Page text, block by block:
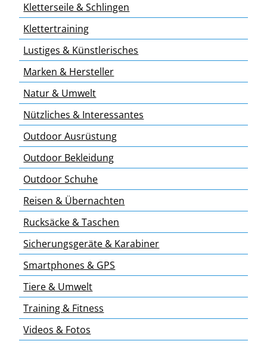
Kletterseile & Schlingen
Klettertraining
Lustiges & Künstlerisches
Marken & Hersteller
Natur & Umwelt
Nützliches & Interessantes
Outdoor Ausrüstung
Outdoor Bekleidung
Outdoor Schuhe
Reisen & Übernachten
Rucksäcke & Taschen
Sicherungsgeräte & Karabiner
Smartphones & GPS
Tiere & Umwelt
Training & Fitness
Videos & Fotos